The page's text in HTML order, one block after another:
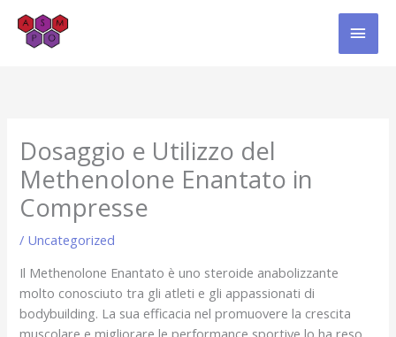
content
Dosaggio e Utilizzo del
Methenolone Enantato in
Compresse
/ Uncategorized
Il Methenolone Enantato è uno steroide anabolizzante
molto conosciuto tra gli atleti e gli appassionati di
bodybuilding. La sua efficacia nel promuovere la crescita